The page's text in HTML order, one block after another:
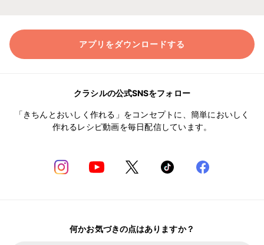
アプリをダウンロードする
クラシルの公式SNSをフォロー
「きちんとおいしく作れる」をコンセプトに、簡単においしく
作れるレシピ動画を毎日配信しています。
何かお気づきの点はありますか？